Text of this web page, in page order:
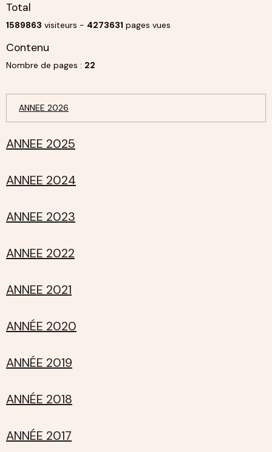
Total
1589863 visiteurs - 4273631 pages vues
Contenu
Nombre de pages : 22
ANNEE 2026
ANNEE 2025
ANNEE 2024
ANNEE 2023
ANNEE 2022
ANNEE 2021
ANNÉE 2020
ANNÉE 2019
ANNÉE 2018
ANNÉE 2017